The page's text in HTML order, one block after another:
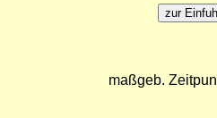
maßgeb.